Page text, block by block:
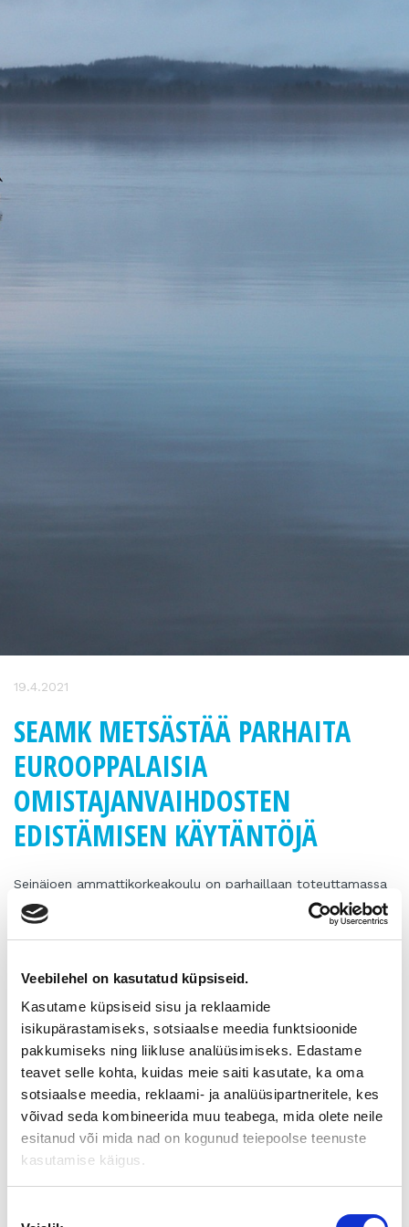
Veebilehel on kasutatud küpsiseid.
Kasutame küpsiseid sisu ja reklaamide
isikupärastamiseks, sotsiaalse meedia funktsioonide
pakkumiseks ning liikluse analüüsimiseks. Edastame
teavet selle kohta, kuidas meie saiti kasutate, ka oma
sotsiaalse meedia, reklaami- ja analüüsipartneritele, kes
võivad seda kombineerida muu teabega, mida olete neile
esitanud või mida nad on kogunud teiepoolse teenuste
kasutamise käigus.
19.4.2021
SEAMK METSÄSTÄÄ PARHAITA
EUROOPPALAISIA
OMISTAJANVAIHDOSTEN
EDISTÄMISEN KÄYTÄNTÖJÄ
Seinäjoen ammattikorkeakoulu on parhaillaan toteuttamassa
selvitystä, jossa kartoitetaan eri EU-maiden parhaita
käytäntöjä omistajanvaihdosten edistämiseksi. Samalla
kootaan tietoja eri maiden omistajanvaihdosten edistämisen
Kohti maailman parasta omistajanvaihdosten
ekosysteemiä
Selvitystyössä hyödynnetään vuosien mittaan rakentuneita
kansainvälisiä kumppanuuksia ja EU:n kehittämishankkeita,
joista osassa SeAMK on itsekin ollut mukana. Esimerkiksi
Euroopan komissio on antanut selvitystä varten oman
omistajanvaihdosten asiantuntijaryhmänsä tiedot.
Selvityksessä on mukana myös SMEunited, joka on
yrittäjäjärjestöjen kansainvälinen yhteistyöorganisaatio ja jossa
esimerkiksi Suomen Yrittäjät on jäsenenä. Selvityksen tuloksia
hyödynnetään omistajanvaihdosmarkkinoiden toimivuuden